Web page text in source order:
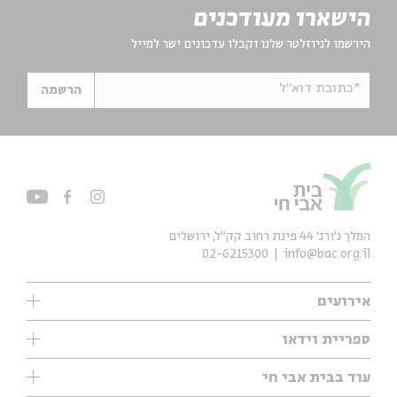
הישארו מעודכנים
הירשמו לניוזלטר שלנו וקבלו עדכונים ישר למייל
*כתובת דוא"ל הרשמה
אירועים
עיון
אנגלית
ספריית וידאו
ילדים
מוזיקה
עוד בבית אבי חי
המלך ג'ורג' 44 פינת רחוב קק״ל, ירושלים
info@bac.org.il
02-6215300